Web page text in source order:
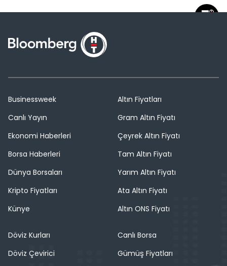
Businessweek
Canlı Yayın
Ekonomi Haberleri
Borsa Haberleri
Dünya Borsaları
Kripto Fiyatları
Künye
Altın Fiyatları
Gram Altın Fiyatı
Çeyrek Altın Fiyatı
Tam Altın Fiyatı
Yarım Altın Fiyatı
Ata Altın Fiyatı
Altın ONS Fiyatı
Döviz Kurları
Döviz Çevirici
Canlı Borsa
Gümüş Fiyatları